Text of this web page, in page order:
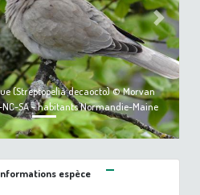
(Streptopelia decaocto) © Morvan
NC-SA - habitants Normandie-Maine
Next
espèce